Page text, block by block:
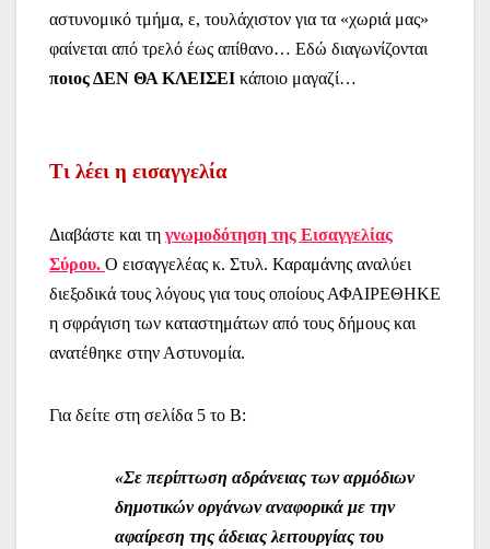
αστυνομικό τμήμα, ε, τουλάχιστον για τα «χωριά μας»
φαίνεται από τρελό έως απίθανο… Εδώ διαγωνίζονται
ποιος ΔΕΝ ΘΑ ΚΛΕΙΣΕΙ κάποιο μαγαζί…
Τι λέει η εισαγγελία
Διαβάστε και τη γνωμοδότηση της Εισαγγελίας
Σύρου. Ο εισαγγελέας κ. Στυλ. Καραμάνης αναλύει
διεξοδικά τους λόγους για τους οποίους ΑΦΑΙΡΕΘΗΚΕ
η σφράγιση των καταστημάτων από τους δήμους και
ανατέθηκε στην Αστυνομία.
Για δείτε στη σελίδα 5 το Β:
«Σε περίπτωση αδράνειας των αρμόδιων
δημοτικών οργάνων αναφορικά με την
αφαίρεση της άδειας λειτουργίας του